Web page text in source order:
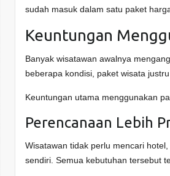
sudah masuk dalam satu paket
Keuntungan
Banyak wisatawan awalnya
beberapa kondisi, paket wisata
Keuntungan utama menggunakan
Perencanaan Lebih
Wisatawan tidak perlu mencari
sendiri. Semua kebutuhan tersebut